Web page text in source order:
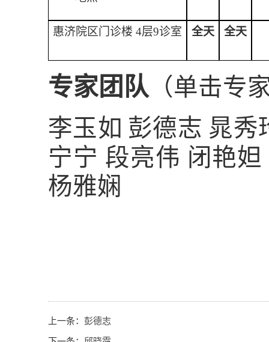
惠济院区门诊楼 4层9诊室 全天 全天
专家团队 （单击专
李玉如 彭德志 晁秀
宁宁 段亮伟 闭艳妲
杨雅娴
上一条： 彭德志